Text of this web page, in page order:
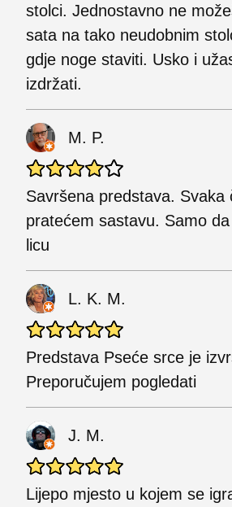
stolci. Jednostavno ne
sata na tako neudobnim
gdje noge staviti. Usko i
izdržati.
M. P.
Savršena predstava. Svaka
pratećem sastavu. Samo
licu
L. K. M.
Predstava Pseće srce je
Preporučujem pogledati
J. M.
Lijepo mjesto u kojem se